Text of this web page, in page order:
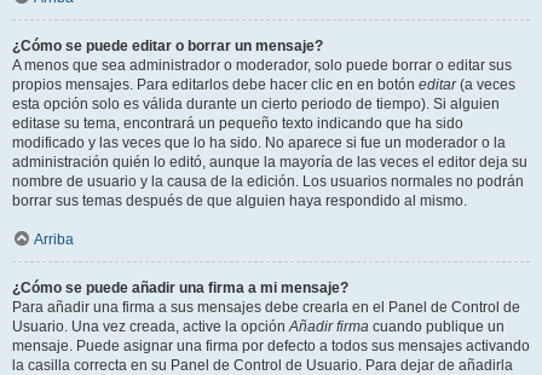
¿Cómo se puede editar o borrar un mensaje?
A menos que sea administrador o moderador, solo puede borrar o editar sus
propios mensajes. Para editarlos debe hacer clic en en botón editar(a veces
esta opción solo es válida durante un cierto periodo de tiempo). Si alguien
editase su tema, encontrará un pequeño texto indicando que ha sido
modificado y las veces que lo ha sido. No aparece si fue un moderador o la
administración quién lo editó, aunque la mayoría de las veces el editor deja su
nombre de usuario y la causa de la edición. Los usuarios normales no podrán
borrar sus temas después de que alguien haya respondido al mismo.
Arriba
¿Cómo se puede añadir una firma a mi mensaje?
Para añadir una firma a sus mensajes debe crearla en el Panel de Control de
Usuario. Una vez creada, active la opciónAñadir firma cuando publique un
mensaje. Puede asignar una firma por defecto a todos sus mensajes activando
la casilla correcta en su Panel de Control de Usuario. Para dejar de añadirla